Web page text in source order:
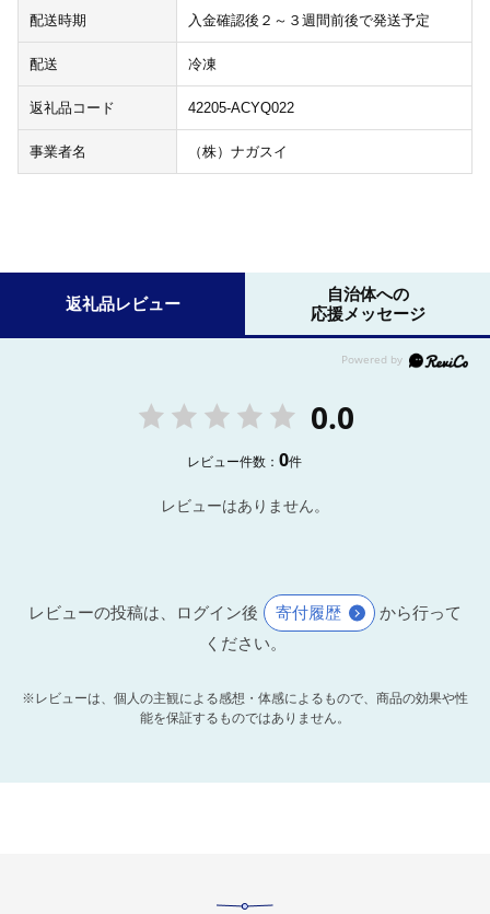
配送時期 入金確認後２～３週間前後で発送予定
配送 冷凍
返礼品コード 42205-ACYQ022
事業者名 （株）ナガスイ
返礼品レビュー
自治体への
応援メッセージ
0.0
レビュー件数：0件
レビューはありません。
レビューの投稿は、ログイン後 寄付履歴
から行って
ください。
※レビューは、個人の主観による感想・体感によるもので、商品の効果や性
能を保証するものではありません。